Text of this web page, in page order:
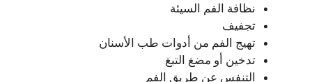
نظافة الفم السيئة
تجفيف
تهيج الفم من أدوات طب الأسنان
تدخين أو مضغ التبغ
التنفس عن طريق الفم